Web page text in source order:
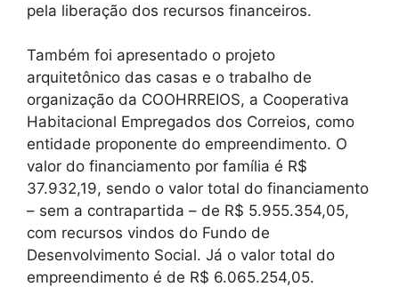
pela liberação dos recursos financeiros.
Também foi apresentado o projeto
arquitetônico das casas e o trabalho de
organização da COOHRREIOS, a Cooperativa
Habitacional Empregados dos Correios, como
entidade proponente do empreendimento. O
valor do financiamento por família é R$
37.932,19, sendo o valor total do financiamento
– sem a contrapartida – de R$ 5.955.354,05,
com recursos vindos do Fundo de
Desenvolvimento Social. Já o valor total do
empreendimento é de R$ 6.065.254,05.